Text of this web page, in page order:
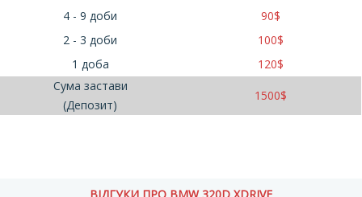
4 - 9 доби
90$
2 - 3 доби
100$
1 доба
120$
Сума застави
(Депозит)
1500$